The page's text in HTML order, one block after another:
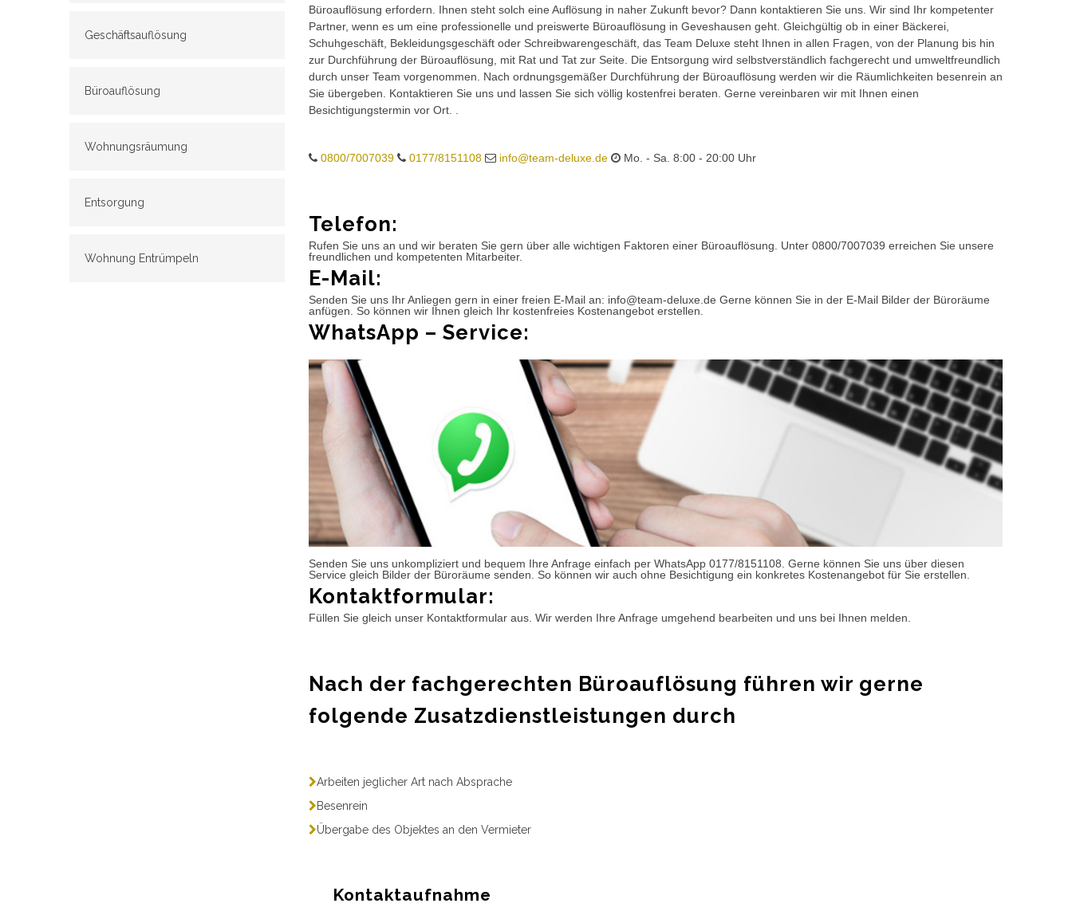
Geschäftsauflösung
Büroauflösung
Wohnungsräumung
Entsorgung
Wohnung Entrümpeln
Büroauflösung erfordern. Ihnen steht solch eine Auflösung in naher Zukunft bevor? Dann kontaktieren Sie uns. Wir sind Ihr kompetenter
Partner, wenn es um eine professionelle und preiswerte Büroauflösung in Geveshausen geht. Gleichgültig ob in einer Bäckerei,
Schuhgeschäft, Bekleidungsgeschäft oder Schreibwarengeschäft, das Team Deluxe steht Ihnen in allen Fragen, von der Planung bis hin
zur Durchführung der Büroauflösung, mit Rat und Tat zur Seite. Die Entsorgung wird selbstverständlich fachgerecht und umweltfreundlich
durch unser Team vorgenommen. Nach ordnungsgemäßer Durchführung der Büroauflösung werden wir die Räumlichkeiten besenrein an
Sie übergeben. Kontaktieren Sie uns und lassen Sie sich völlig kostenfrei beraten. Gerne vereinbaren wir mit Ihnen einen
Besichtigungstermin vor Ort. .
0800/7007039 0177/8151108 info@team-deluxe.de Mo. - Sa. 8:00 - 20:00 Uhr
Telefon:
Rufen Sie uns an und wir beraten Sie gern über alle wichtigen Faktoren einer Büroauflösung. Unter 0800/7007039 erreichen Sie unsere
freundlichen und kompetenten Mitarbeiter.
E-Mail:
Senden Sie uns Ihr Anliegen gern in einer freien E-Mail an: info@team-deluxe.de Gerne können Sie in der E-Mail Bilder der Büroräume
anfügen. So können wir Ihnen gleich Ihr kostenfreies Kostenangebot erstellen.
WhatsApp – Service:
Senden Sie uns unkompliziert und bequem Ihre Anfrage einfach per WhatsApp 0177/8151108. Gerne können Sie uns über diesen
Service gleich Bilder der Büroräume senden. So können wir auch ohne Besichtigung ein konkretes Kostenangebot für Sie erstellen.
Kontaktformular:
Füllen Sie gleich unser Kontaktformular aus. Wir werden Ihre Anfrage umgehend bearbeiten und uns bei Ihnen melden.
Nach der fachgerechten Büroauflösung führen wir gerne
folgende Zusatzdienstleistungen durch
Arbeiten jeglicher Art nach Absprache
Besenrein
Übergabe des Objektes an den Vermieter
Kontaktaufnahme